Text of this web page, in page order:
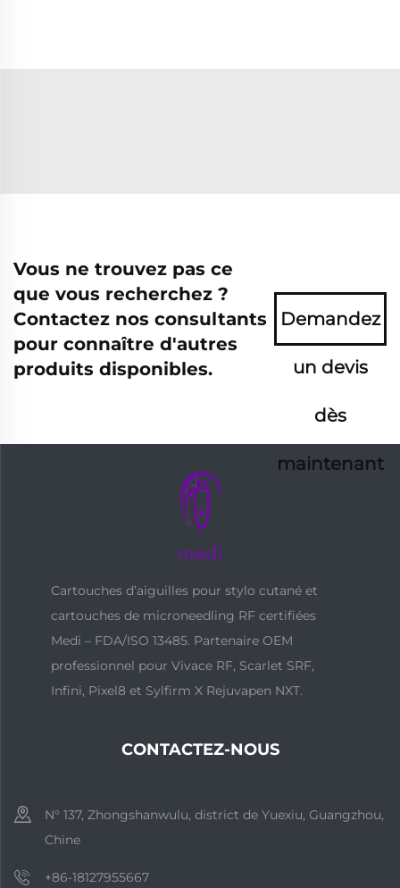
Vous ne trouvez pas ce
que vous recherchez ?
Contactez nos consultants
pour connaître d'autres
produits disponibles.
Demandez
un devis
dès
maintenant
Cartouches d’aiguilles pour stylo cutané et
cartouches de microneedling RF certifiées
Medi – FDA/ISO 13485. Partenaire OEM
professionnel pour Vivace RF, Scarlet SRF,
Infini, Pixel8 et Sylfirm X Rejuvapen NXT.
CONTACTEZ-NOUS
N° 137, Zhongshanwulu, district de Yuexiu, Guangzhou,
Chine
+86-18127955667